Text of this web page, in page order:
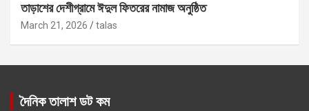
তাড়াশের দেশীগ্রামে ঈদুল ফিতরের নামাজ অনুষ্ঠিত
March 21, 2026 talas
দৈনিক তালাশ ডট কম